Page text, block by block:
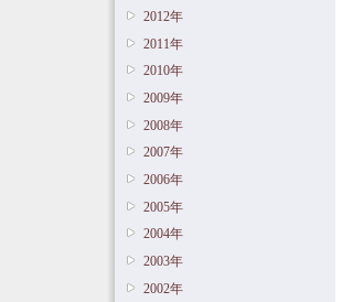
2012年
2011年
2010年
2009年
2008年
2007年
2006年
2005年
2004年
2003年
2002年